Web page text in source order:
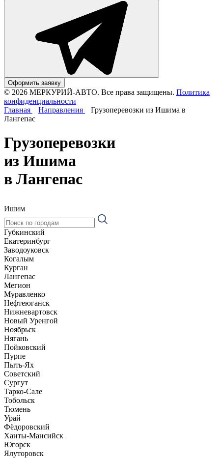
Оформить заявку
© 2026 МЕРКУРИЙ-АВТО. Все права защищены. Политика
конфиденциальности
Главная
Направления
Грузоперевозки из Ишима в
Лангепас
Грузоперевозки
из Ишима
в Лангепас
Ишим
Губкинский
Екатеринбург
Заводоуковск
Когалым
Курган
Лангепас
Мегион
Муравленко
Нефтеюганск
Нижневартовск
Новый Уренгой
Ноябрьск
Нягань
Пойковский
Пурпе
Пыть-Ях
Советский
Сургут
Тарко-Сале
Тобольск
Тюмень
Урай
Фёдоровский
Ханты-Мансийск
Югорск
Ялуторовск